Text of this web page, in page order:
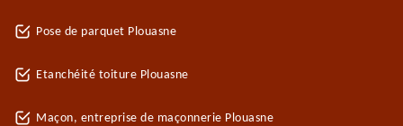
Pose de parquet Plouasne
Etanchéité toiture Plouasne
Maçon, entreprise de maçonnerie Plouasne